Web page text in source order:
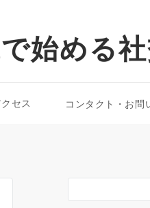
始める
セス コンタクト・お問